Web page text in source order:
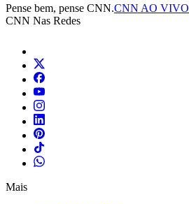
Pense bem, pense CNN.CNN AO VIVO
CNN Nas Redes
Mais